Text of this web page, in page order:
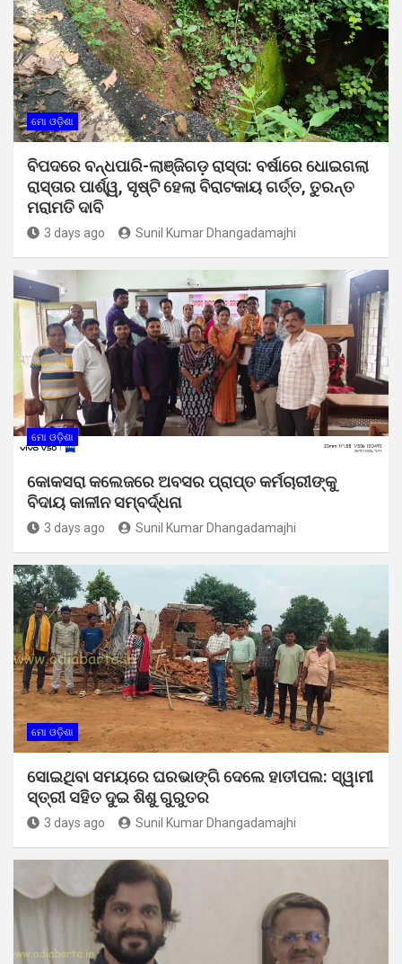
ମୋ ଓଡ଼ିଶା
ବିପଦରେ ବନ୍ଧପାରି-ଲାଞ୍ଜିଗଡ଼ ରାସ୍ତା: ବର୍ଷାରେ ଧୋଇଗଲା
ରାସ୍ତାର ପାର୍ଶ୍ୱ, ସୃଷ୍ଟି ହେଲା ବିରାଟକାୟ ଗର୍ତ୍ତ, ତୁରନ୍ତ
ମରାମତି ଦାବି
3 days ago Sunil Kumar Dhangadamajhi
ମୋ ଓଡ଼ିଶା
କୋକସରା କଲେଜରେ ଅବସର ପ୍ରାପ୍ତ କର୍ମଚାରୀଙ୍କୁ
ବିଦାୟ କାଳୀନ ସମ୍ବର୍ଦ୍ଧନା
3 days ago Sunil Kumar Dhangadamajhi
ମୋ ଓଡ଼ିଶା
ସୋଇଥିବା ସମୟରେ ଘରଭାଙ୍ଗି ଦେଲେ ହାତୀପଲ: ସ୍ୱାମୀ
ସ୍ତ୍ରୀ ସହିତ ଦୁଇ ଶିଶୁ ଗୁରୁତର
3 days ago Sunil Kumar Dhangadamajhi